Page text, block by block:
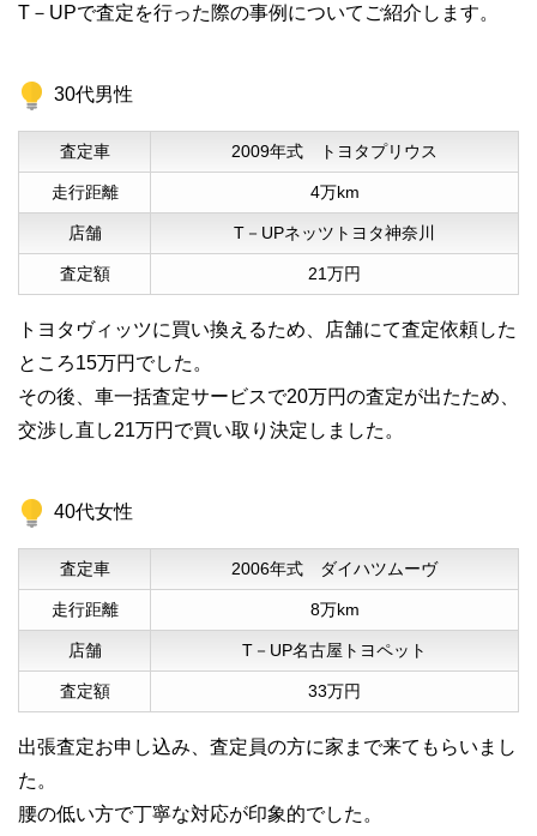
T－UPで査定を行った際の事例についてご紹介します。
30代男性
査定車 2009年式 トヨタプリウス
走行距離 4万km
店舗 T－UPネッツトヨタ神奈川
査定額 21万円
トヨタヴィッツに買い換えるため、店舗にて査定依頼した
ところ15万円でした。
その後、車一括査定サービスで20万円の査定が出たため、
交渉し直し21万円で買い取り決定しました。
40代女性
査定車 2006年式 ダイハツムーヴ
走行距離 8万km
店舗 T－UP名古屋トヨペット
査定額 33万円
出張査定お申し込み、査定員の方に家まで来てもらいまし
た。
腰の低い方で丁寧な対応が印象的でした。